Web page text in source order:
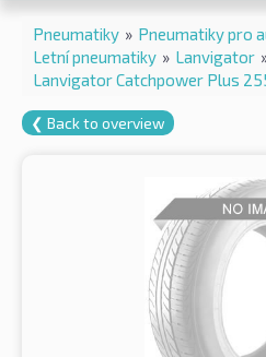
Pneumatiky » Pneumatiky pro
Letní pneumatiky » Lanvigator
Lanvigator Catchpower Plus
❮ Back to overview